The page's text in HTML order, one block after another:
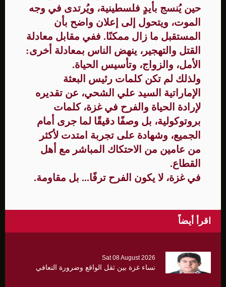
حين يُنسج بأيدٍ فلسطينية، ويُرتدى في وجه
الموت، ويتحول إلى إعلان واضح بأن
المستقبل ما زال ممكنًا. ففي مقابل معادلة
القتل والتهجير، ينهض الناس بمعادلة أخرى:
الأمل، والزواج، وتأسيس الحياة.
ولذلك لم تكن كلمات رئيس البعثة
الإماراتية السيد علي الشحي، عن تقديره
لإرادة الحياة والفرح في غزة، كلمات
بروتوكولية، بل وصفًا دقيقًا لما جرى أمام
الجميع، وشهادة على تجربة امتدت لأكثر
من عامين من الاحتكاك المباشر مع أهل
القطاع.
في غزة، لا يكون الفرح ترفًا... بل مقاومة.
اقرأ أيضاً
Sat 08 August 2026
نساء غزة بين ثقل الواقع وضرورة التعافي